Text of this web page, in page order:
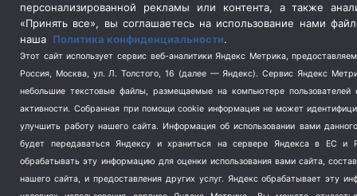
персонализированной рекламы или контента, а также
«Принять все», вы соглашаетесь на использование нами
наша Политика конфиденциальности.
Этот сайт использует сервис веб-аналитики Яндекс Метрика,
Россия, Москва, ул. Л. Толстого, 16 (далее — Яндекс). Сервис Яндекс
небольшие текстовые файлы, размещаемые на компьютере пользователей
активности. Собранная при помощи cookie информация не может
улучшить работу нашего сайта. Информация об использовании вами
будет передаваться Яндексу и храниться на сервере Яндекса в ЕС и
обрабатывать эту информацию для оценки использования вами сайта,
нашего сайта, и предоставления других услуг. Яндекс обрабатывает эту